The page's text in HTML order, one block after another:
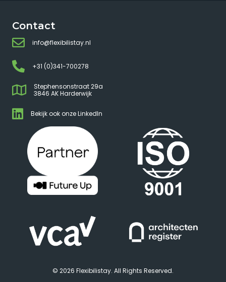
Contact
info@flexibilistay.nl
+31 (0)341-700278
Stephensonstraat 29a
3846 AK Harderwijk
Bekijk ook onze LinkedIn
© 2026 Flexibilistay. All Rights Reserved.